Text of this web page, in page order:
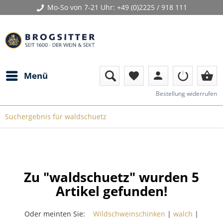
Mo-So von 7-21 Uhr: +49 (0)2225 / 918 111
Menü favorite person shopping_basket
Bestellung widerrufen
Suchergebnis für waldschuetz
Zu "waldschuetz" wurden 5
Artikel gefunden!
Oder meinten Sie: Wildschweinschinken | walch |